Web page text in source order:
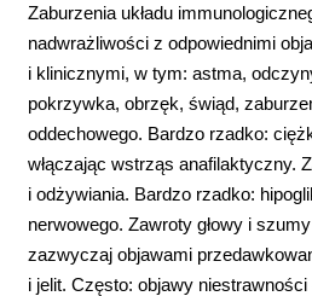
Zaburzenia układu
nadwrażliwości z odpowiednimi
i klinicznymi, w tym: astma,
pokrzywka, obrzęk, świąd,
oddechowego. Bardzo rzadko:
włączając wstrząs anafilaktyczny.
i odżywiania. Bardzo rzadko:
nerwowego. Zawroty głowy i
zazwyczaj objawami
i jelit. Często: objawy